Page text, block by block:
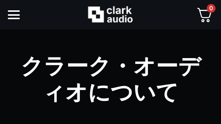
0
クラーク・オーデ
ィオについて